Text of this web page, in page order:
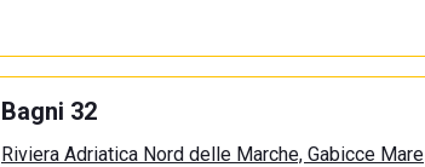
Bagni 32
Riviera Adriatica Nord delle Marche, Gabicce Mare